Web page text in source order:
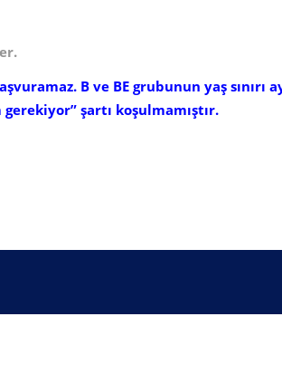
B ve BE grubunun yaş sınırı
şartı koşulmamıştır.